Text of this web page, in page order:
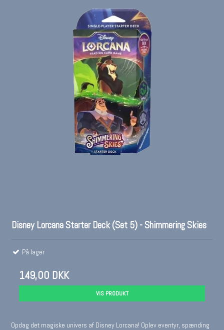
Disney Lorcana Starter Deck (Set 5) - Shimmering Skies
På lager
149,00 DKK
VIS PRODUKT
Opdag det magiske univers af Disney Lorcana! Oplev eventyr, spænding